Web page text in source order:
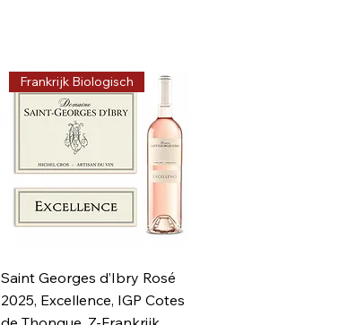
Frankrijk Biologisch
Saint Georges d’Ibry Rosé
2025, Excellence, IGP Cotes